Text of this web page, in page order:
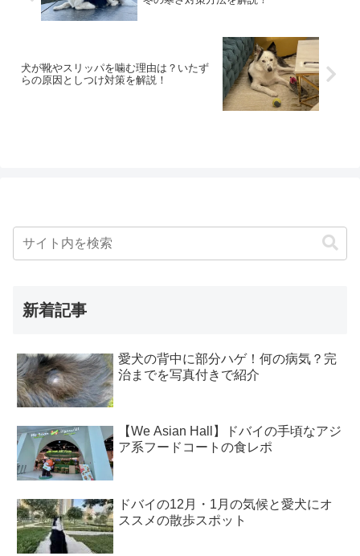
犬が靴やスリッパを噛む理由は？いたず
らの原因としつけ対策を解説！
新着記事
愛犬の背中に部分ハゲ！何の病気？完
治までを写真付きで紹介
【We Asian Hall】ドバイの手頃なアジ
ア系フードコートの食レポ
ドバイの12月・1月の気候と愛犬にオ
ススメの散歩スポット